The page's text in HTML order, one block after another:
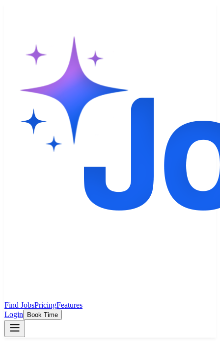
Find JobsPricingFeatures
Login
Book Time